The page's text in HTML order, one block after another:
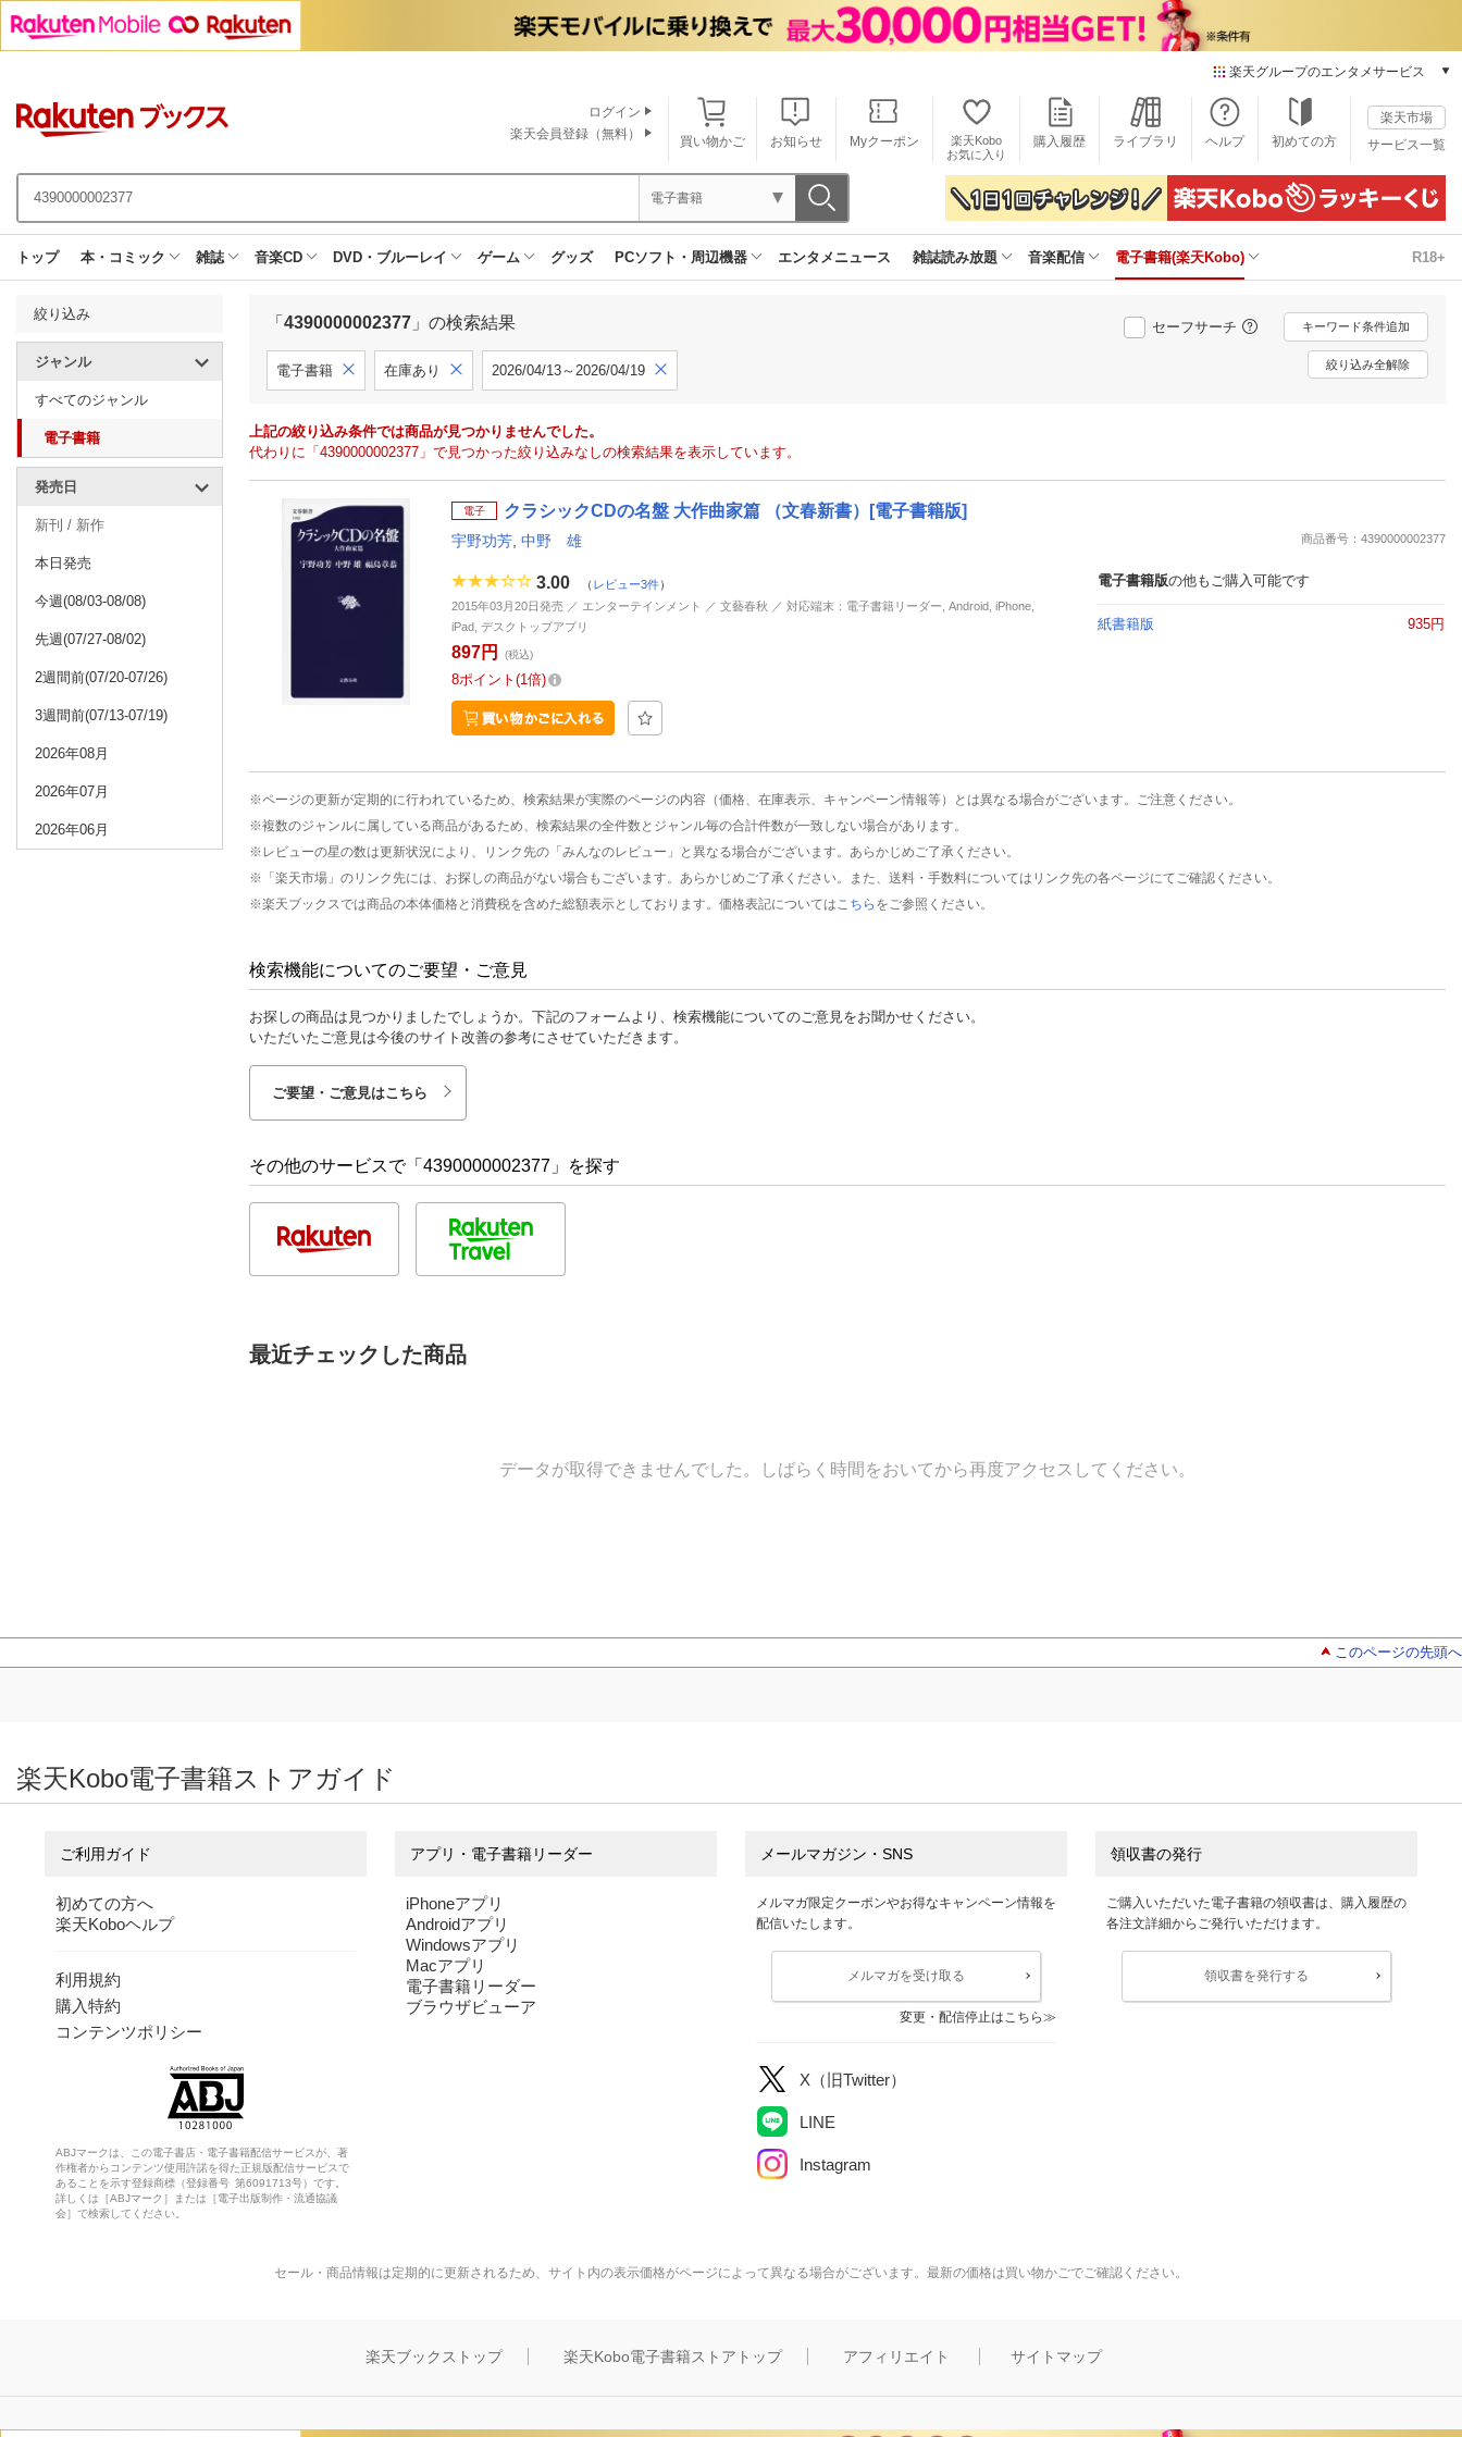
楽天グループのエンタメサービス
本/ゲーム/CD/DVD
楽天ブックス
電子書籍
楽天Kobo
雑誌読み放題
楽天ミュージック
動画配信
楽天TV
動画配信ガイド
推し楽
買い物かご お知らせ Myクーポン
楽天Kobo
お気に入り
購入履歴 ライブラリ ヘルプ 初めての方
楽天市場
サービス一覧
ログイン
楽天会員登録（無料）
電子書籍
トップ 本・コミック 雑誌 音楽CD DVD・ブルーレイ ゲーム グッズ PCソフト・周辺機器 エンタメニュース 雑誌読み放題 音楽配信 電子書籍(楽天Kobo) R18+
絞り込み
ジャンル
すべてのジャンル
電子書籍
発売日
新刊 / 新作
本日発売
今週(08/03-08/08)
先週(07/27-08/02)
2週間前(07/20-07/26)
3週間前(07/13-07/19)
2026年08月
2026年07月
2026年06月
「 4390000002377 」の検索結果 セーフサーチ キーワード条件追加
電子書籍 在庫あり 2026/04/13～2026/04/19 絞り込み全解除
上記の絞り込み条件では商品が見つかりませんでした。
代わりに「4390000002377」で見つかった絞り込みなしの検索結果を表示しています。
電子 クラシックCDの名盤 大作曲家篇 （文春新書）[電子書籍版]
宇野功芳 中野 雄 商品番号：4390000002377
3.00 （ レビュー3件）
2015年03月20日発売 ／ エンターテインメント ／ 文藝春秋 ／ 対応端末：電子書籍リーダー, Android, iPhone,
iPad, デスクトップアプリ
897円 (税込)
8ポイント 1倍
電子書籍版の他もご購入可能です
紙書籍版 935円
※ページの更新が定期的に行われているため、検索結果が実際のページの内容（価格、在庫表示、キャンペーン情報等）とは異なる場合がございます。ご注意ください。
※複数のジャンルに属している商品があるため、検索結果の全件数とジャンル毎の合計件数が一致しない場合があります。
※レビューの星の数は更新状況により、リンク先の「みんなのレビュー」と異なる場合がございます。あらかじめご了承ください。
※「楽天市場」のリンク先には、お探しの商品がない場合もございます。あらかじめご了承ください。また、送料・手数料についてはリンク先の各ページにてご確認ください。
※楽天ブックスでは商品の本体価格と消費税を含めた総額表示としております。価格表記については こちら をご参照ください。
検索機能についてのご要望・ご意見
お探しの商品は見つかりましたでしょうか。下記のフォームより、検索機能についてのご意見をお聞かせください。
いただいたご意見は今後のサイト改善の参考にさせていただきます。
ご要望・ご意見はこちら
その他のサービスで「4390000002377」を探す
最近チェックした商品
データが取得できませんでした。しばらく時間をおいてから再度アクセスしてください。
このページの先頭へ
楽天Kobo電子書籍ストアガイド
ご利用ガイド
初めての方へ
楽天Koboヘルプ
利用規約
購入特約
コンテンツポリシー
ABJマークは、この電子書店・電子書籍配信サービスが、著
作権者からコンテンツ使用許諾を得た正規版配信サービスで
あることを示す登録商標（登録番号 第6091713号）です。
詳しくは［ABJマーク］または［電子出版制作・流通協議
会］で検索してください。
アプリ・電子書籍リーダー
iPhoneアプリ
Androidアプリ
Windowsアプリ
Macアプリ
電子書籍リーダー
ブラウザビューア
メールマガジン・SNS
メルマガ限定クーポンやお得なキャンペーン情報を
配信いたします。
メルマガを受け取る
変更・配信停止はこちら
X（旧Twitter）
LINE
Instagram
領収書の発行
ご購入いただいた電子書籍の領収書は、購入履歴の
各注文詳細からご発行いただけます。
領収書を発行する
セール・商品情報は定期的に更新されるため、サイト内の表示価格がページによって異なる場合がございます。最新の価格は買い物かごでご確認ください。
楽天ブックストップ 楽天Kobo電子書籍ストアトップ アフィリエイト サイトマップ